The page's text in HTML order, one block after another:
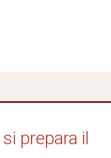
prepara il